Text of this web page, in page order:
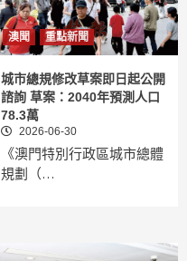
澳聞 重點新聞
城市總規修改草案即日起公開
諮詢 草案：2040年預測人口
78.3萬
2026-06-30
《澳門特別行政區城市總體
規劃（…